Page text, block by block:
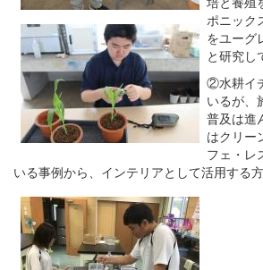
ポニック
をユーグ
と研究し
②水耕イ
いるが、
普及は進
はクリー
フェ・レ
いる事例から、インテリアとして活用する